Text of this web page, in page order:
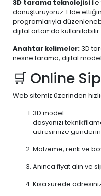
3D tarama teknolojisiile
dönüştürüyoruz. Elde
programlarıyla
dijital ortamda kullanılabilir.
Anahtar kelimeler:3D
nesne tarama, dijital
🛒 Online
Web sitemiz üzerinden
3D model
dosyanızı
adresimize gönderin,
Malzeme, renk ve
Anında fiyat alın ve
Kısa sürede